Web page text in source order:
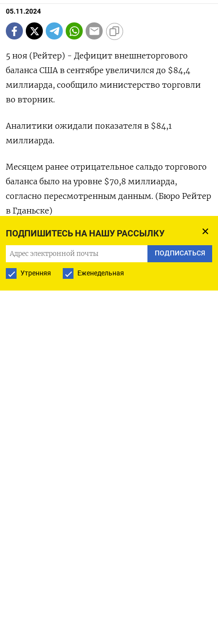
ПОДПИШИТЕСЬ НА НАШУ РАССЫЛКУ
ПОДПИСАТЬСЯ
Утренняя Еженедельная
05.11.2024
5 ноя (Рейтер) - Дефицит внешнеторгового
баланса США в сентябре увеличился до $84,4
миллиарда, сообщило министерство торговли
во вторник.
Аналитики ожидали показателя в $84,1
миллиарда.
Месяцем ранее отрицательное сальдо торгового
баланса было на уровне $70,8 миллиарда,
согласно пересмотренным данным. (Бюро Рейтер
в Гданьске)
ПОДПИСАТЬСЯ НА ТЕЛЕГРАМ